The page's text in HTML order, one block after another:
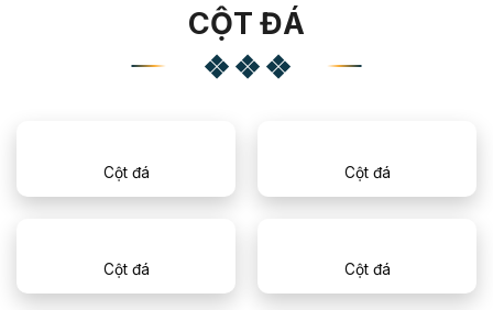
CỘT ĐÁ
Cột đá Cột đá
Cột đá Cột đá